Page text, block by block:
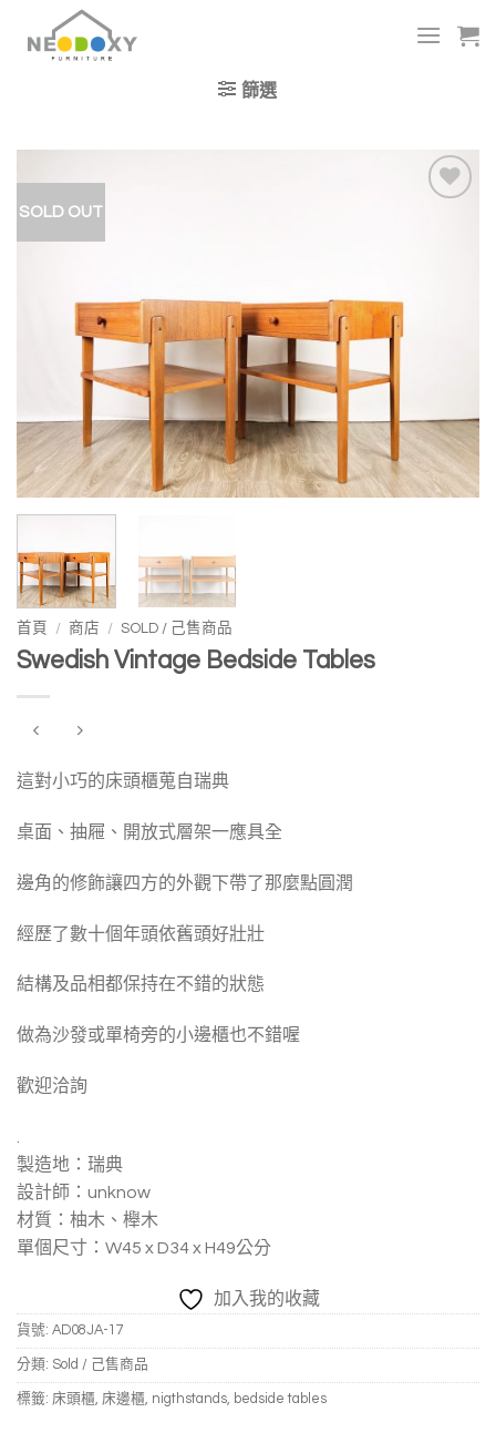
篩選
SOLD OUT
首頁 / 商店 / SOLD / 己售商品
Swedish Vintage Bedside Tables
這對小巧的床頭櫃蒐自瑞典
桌面、抽屜、開放式層架一應具全
邊角的修飾讓四方的外觀下帶了那麼點圓潤
經歷了數十個年頭依舊頭好壯壯
結構及品相都保持在不錯的狀態
做為沙發或單椅旁的小邊櫃也不錯喔
歡迎洽詢
製造地：瑞典
設計師：unknow
材質：柚木、櫸木
單個尺寸：W45 x D34 x H49公分
加入我的收藏
貨號: AD08JA-17
分類: Sold / 己售商品
標籤: 床頭櫃, 床邊櫃, nigthstands, bedside tables